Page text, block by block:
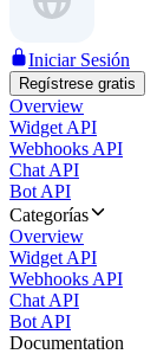
Iniciar Sesión
Regístrese gratis
Overview
Widget API
Webhooks API
Chat API
Bot API
Categorías
Overview
Widget API
Webhooks API
Chat API
Bot API
Documentation